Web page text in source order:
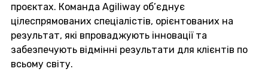
проєктах. Команда Agiliway об’єднує
цілеспрямованих спеціалістів, орієнтованих на
результат, які впроваджують інновації та
забезпечують відмінні результати для клієнтів по
всьому світу.